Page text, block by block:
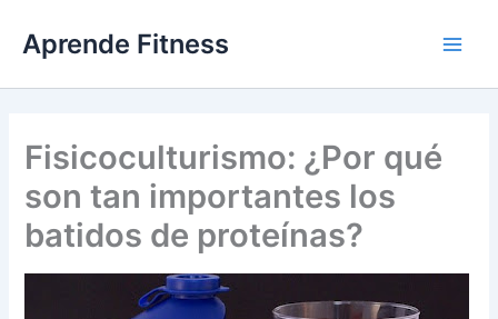
contenido
Aprende Fitness
Fisicoculturismo: ¿Por qué
son tan importantes los
batidos de proteínas?